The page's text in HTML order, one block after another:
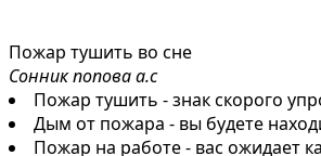
Пожар тушить во сне
Сонник попова а.с
Пожар тушить - знак скорого
Дым от пожара - вы будете
Пожар на работе - вас ожидает